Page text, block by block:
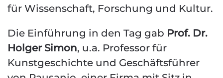
für Wissenschaft, Forschung und Kultur.
Die Einführung in den Tag gab Prof. Dr.
Holger Simon, u.a. Professor für
Kunstgeschichte und Geschäftsführer